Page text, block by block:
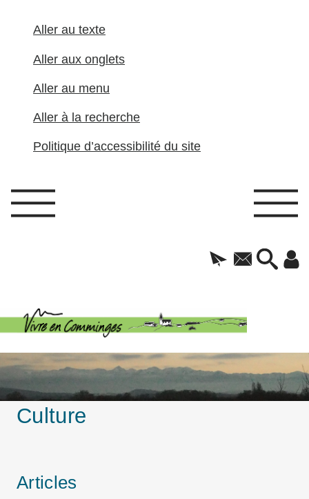
Aller au texte
Aller aux onglets
Aller au menu
Aller à la recherche
Politique d’accessibilité du site
Culture
Articles